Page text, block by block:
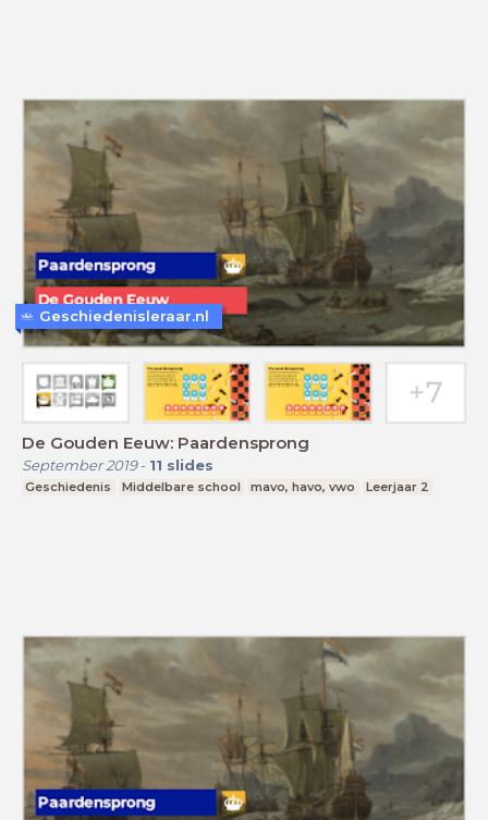
De Gouden Eeuw: Paardensprong
September 2019- 11 slides
Geschiedenis Middelbare school mavo, havo, vwo Leerjaar 2
Geschiedenisleraar.nl